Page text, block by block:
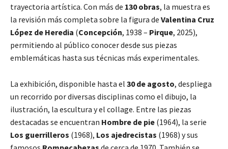
trayectoria artística. Con más de 130 obras, la muestra es
la revisión más completa sobre la figura de Valentina Cruz
López de Heredia (Concepción, 1938 – Pirque, 2025),
permitiendo al público conocer desde sus piezas
emblemáticas hasta sus técnicas más experimentales.
La exhibición, disponible hasta el 30 de agosto, despliega
un recorrido por diversas disciplinas como el dibujo, la
ilustración, la escultura y el collage. Entre las piezas
destacadas se encuentran Hombre de pie (1964), la serie
Los guerrilleros (1968), Los ajedrecistas (1968) y sus